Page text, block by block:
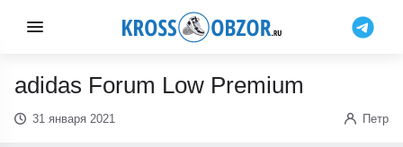
adidas Forum Low Premium
31 января 2021 Петр